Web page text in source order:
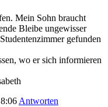
Mein Sohn braucht
Bleibe ungewisser
gefunden
wo er sich informieren
Antworten